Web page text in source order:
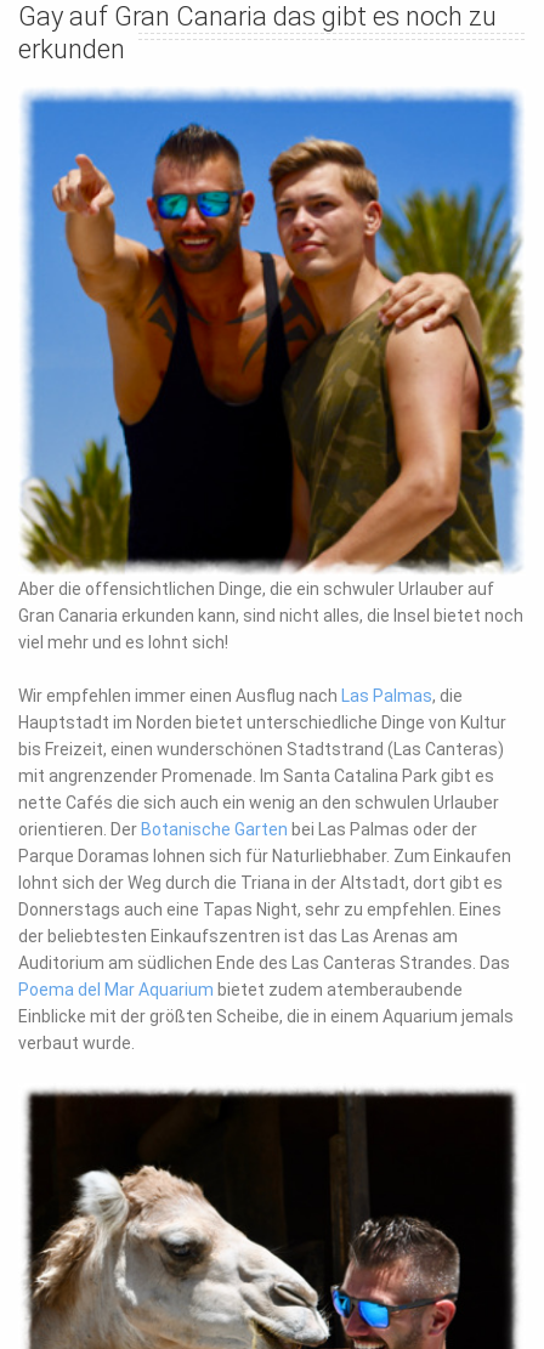
Gay auf Gran Canaria das gibt es noch zu
erkunden
Aber die offensichtlichen Dinge, die ein schwuler Urlauber auf
Gran Canaria erkunden kann, sind nicht alles, die Insel bietet noch
viel mehr und es lohnt sich!
Wir empfehlen immer einen Ausflug nach Las Palmas, die
Hauptstadt im Norden bietet unterschiedliche Dinge von Kultur
bis Freizeit, einen wunderschönen Stadtstrand (Las Canteras)
mit angrenzender Promenade. Im Santa Catalina Park gibt es
nette Cafés die sich auch ein wenig an den schwulen Urlauber
orientieren. DerBotanische Garten bei Las Palmas oder der
Parque Doramas lohnen sich für Naturliebhaber. Zum Einkaufen
lohnt sich der Weg durch die Triana in der Altstadt, dort gibt es
Donnerstags auch eine Tapas Night, sehr zu empfehlen. Eines
der beliebtesten Einkaufszentren ist das Las Arenas am
Auditorium am südlichen Ende des Las Canteras Strandes. Das
Poema del Mar Aquarium bietet zudem atemberaubende
Einblicke mit der größten Scheibe, die in einem Aquarium jemals
verbaut wurde.